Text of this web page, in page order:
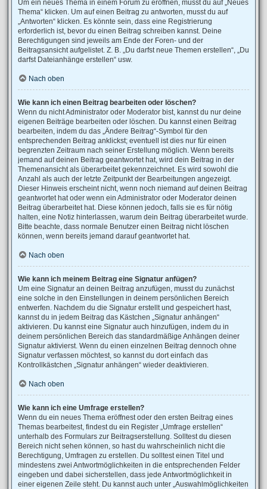
Um ein neues Thema in einem Forum zu eröffnen, musst du auf „Neues
Thema“ klicken. Um auf einen Beitrag zu antworten, musst du auf
„Antworten“ klicken. Es könnte sein, dass eine Registrierung
erforderlich ist, bevor du einen Beitrag schreiben kannst. Deine
Berechtigungen sind jeweils am Ende der Foren- und der
Beitragsansicht aufgelistet. Z. B. „Du darfst neue Themen erstellen“, „Du
darfst Dateianhänge erstellen“ usw.
Nach oben
Wie kann ich einen Beitrag bearbeiten oder löschen?
Wenn du nicht Administrator oder Moderator bist, kannst du nur deine
eigenen Beiträge bearbeiten oder löschen. Du kannst einen Beitrag
bearbeiten, indem du das „Ändere Beitrag“-Symbol für den
entsprechenden Beitrag anklickst; eventuell ist dies nur für einen
begrenzten Zeitraum nach seiner Erstellung möglich. Wenn bereits
jemand auf deinen Beitrag geantwortet hat, wird dein Beitrag in der
Themenansicht als überarbeitet gekennzeichnet. Es wird sowohl die
Anzahl als auch der letzte Zeitpunkt der Bearbeitungen angezeigt.
Dieser Hinweis erscheint nicht, wenn noch niemand auf deinen Beitrag
geantwortet hat oder wenn ein Administrator oder Moderator deinen
Beitrag überarbeitet hat. Diese können jedoch, falls sie es für nötig
halten, eine Notiz hinterlassen, warum dein Beitrag überarbeitet wurde.
Bitte beachte, dass normale Benutzer einen Beitrag nicht löschen
können, wenn bereits jemand darauf geantwortet hat.
Nach oben
Wie kann ich meinem Beitrag eine Signatur anfügen?
Um eine Signatur an deinen Beitrag anzufügen, musst du zunächst
eine solche in den Einstellungen in deinem persönlichen Bereich
entwerfen. Nachdem du die Signatur erstellt und gespeichert hast,
kannst du in jedem Beitrag das Kästchen „Signatur anhängen“
aktivieren. Du kannst eine Signatur auch hinzufügen, indem du in
deinem persönlichen Bereich das standardmäßige Anhängen deiner
Signatur aktivierst. Wenn du einen einzelnen Beitrag dennoch ohne
Signatur verfassen möchtest, so kannst du dort einfach das
Kontrollkästchen „Signatur anhängen“ wieder deaktivieren.
Nach oben
Wie kann ich eine Umfrage erstellen?
Wenn du ein neues Thema eröffnest oder den ersten Beitrag eines
Themas bearbeitest, findest du ein Register „Umfrage erstellen“
unterhalb des Formulars zur Beitragserstellung. Solltest du diesen
Bereich nicht sehen können, so hast du wahrscheinlich nicht die
Berechtigung, Umfragen zu erstellen. Du solltest einen Titel und
mindestens zwei Antwortmöglichkeiten in die entsprechenden Felder
eingeben und dabei sicherstellen, dass jede Antwortmöglichkeit in
einer eigenen Zeile steht. Du kannst auch unter „Auswahlmöglichkeiten